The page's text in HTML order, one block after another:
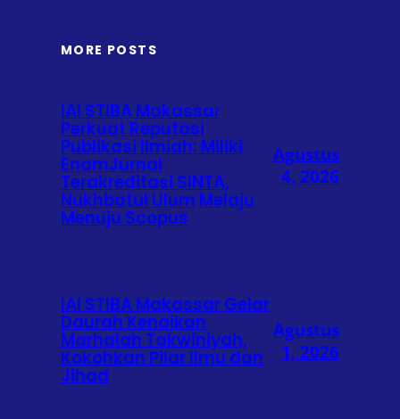
MORE POSTS
IAI STIBA Makassar
Perkuat Reputasi
Publikasi Ilmiah: Miliki
EnamJurnal
Terakreditasi SINTA,
Nukhbatul Ulum Melaju
Menuju Scopus
Agustus
4, 2026
IAI STIBA Makassar Gelar
Daurah Kenaikan
Marhalah Takwiniyah,
Kokohkan Pilar Ilmu dan
Jihad
Agustus
1, 2026